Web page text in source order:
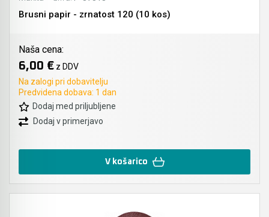
Brusni papir - zrnatost 120 (10 kos)
Naša cena:
6,00 € z DDV
Na zalogi pri dobavitelju
Predvidena dobava: 1 dan
Dodaj med priljubljene
Dodaj v primerjavo
V košarico